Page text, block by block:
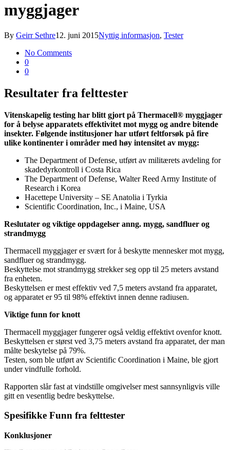
myggjager
By Geirr Sethre12. juni 2015Nyttig informasjon, Tester
No Comments
0
0
Resultater fra felttester
Vitenskapelig testing har blitt gjort på Thermacell® myggjager
for å belyse apparatets effektivitet mot mygg og andre bitende
insekter. Følgende institusjoner har utført feltforsøk på fire
ulike kontinenter i områder med høy intensitet av mygg:
The Department of Defense, utført av militærets avdeling for
skadedyrkontroll i Costa Rica
The Department of Defense, Walter Reed Army Institute of
Research i Korea
Hacettepe University – SE Anatolia i Tyrkia
Scientific Coordination, Inc., i Maine, USA
Reslutater og viktige oppdagelser anng. mygg, sandfluer og
strandmygg
Thermacell myggjager er svært for å beskytte mennesker mot mygg,
sandfluer og strandmygg.
Beskyttelse mot strandmygg strekker seg opp til 25 meters avstand
fra enheten.
Beskyttelsen er mest effektiv ved 7,5 meters avstand fra apparatet,
og apparatet er 95 til 98% effektivt innen denne radiusen.
Viktige funn for knott
Thermacell myggjager fungerer også veldig effektivt ovenfor knott.
Beskyttelsen er størst ved 3,75 meters avstand fra apparatet, der man
målte beskytelse på 79%.
Testen, som ble utført av Scientific Coordination i Maine, ble gjort
under vindfulle forhold.
Rapporten slår fast at vindstille omgivelser mest sannsynligvis ville
gitt en vesentlig bedre beskyttelse.
Spesifikke Funn fra felttester
Konklusjoner